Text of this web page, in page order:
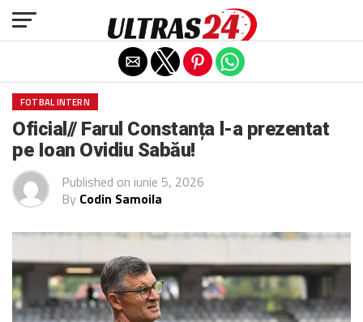
FOTBAL INTERN
Oficial// Farul Constanța l-a prezentat
pe Ioan Ovidiu Sabău!
Published on iunie 5, 2026
By Codin Samoila
Exit mobile version